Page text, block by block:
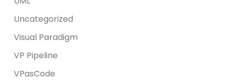
Uncategorized
Visual Paradigm
VP Pipeline
VPasCode